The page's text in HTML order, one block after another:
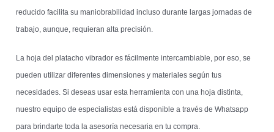
reducido facilita su maniobrabilidad incluso durante largas jornadas de
trabajo, aunque, requieran alta precisión.
La hoja del platacho vibrador es fácilmente intercambiable, por eso, se
pueden utilizar diferentes dimensiones y materiales según tus
necesidades. Si deseas usar esta herramienta con una hoja distinta,
nuestro equipo de especialistas está disponible a través de Whatsapp
para brindarte toda la asesoría necesaria en tu compra.